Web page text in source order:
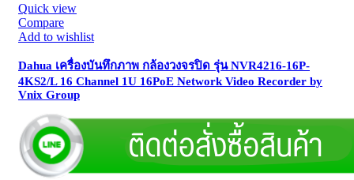
Quick view
Compare
Add to wishlist
Dahua เครื่องบันทึกภาพ กล้องวงจรปิด รุ่น NVR4216-16P-
4KS2/L 16 Channel 1U 16PoE Network Video Recorder by
Vnix Group